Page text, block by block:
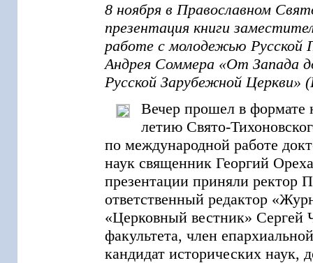
8 ноября в Православном
презентация книги
работе с молодежью Русской
Андрея Соммера «От Запада
Русской Зарубежной Церкви»
Вечер прошел в
летию Свято-
по международной работе
наук священник Георгий
презентации приняли
ответственный редактор
«Церковный вестник» Сергей
факультета, член
кандидат исторических